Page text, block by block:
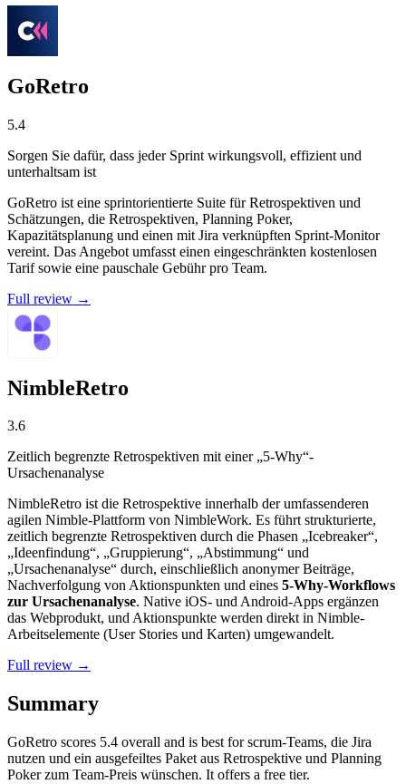
GoRetro
5.4
Sorgen Sie dafür, dass jeder Sprint wirkungsvoll, effizient und
unterhaltsam ist
GoRetro ist eine sprintorientierte Suite für Retrospektiven und
Schätzungen, die Retrospektiven, Planning Poker,
Kapazitätsplanung und einen mit Jira verknüpften Sprint-Monitor
vereint. Das Angebot umfasst einen eingeschränkten kostenlosen
Tarif sowie eine pauschale Gebühr pro Team.
Full review →
NimbleRetro
3.6
Zeitlich begrenzte Retrospektiven mit einer „5-Why“-
Ursachenanalyse
NimbleRetro ist die Retrospektive innerhalb der umfassenderen
agilen Nimble-Plattform von NimbleWork. Es führt strukturierte,
zeitlich begrenzte Retrospektiven durch die Phasen „Icebreaker“,
„Ideenfindung“, „Gruppierung“, „Abstimmung“ und
„Ursachenanalyse“ durch, einschließlich anonymer Beiträge,
Nachverfolgung von Aktionspunkten und eines 5-Why-Workflows
zur Ursachenanalyse. Native iOS- und Android-Apps ergänzen
das Webprodukt, und Aktionspunkte werden direkt in Nimble-
Arbeitselemente (User Stories und Karten) umgewandelt.
Full review →
Summary
GoRetro scores 5.4 overall and is best for scrum-Teams, die Jira
nutzen und ein ausgefeiltes Paket aus Retrospektive und Planning
Poker zum Team-Preis wünschen. It offers a free tier.